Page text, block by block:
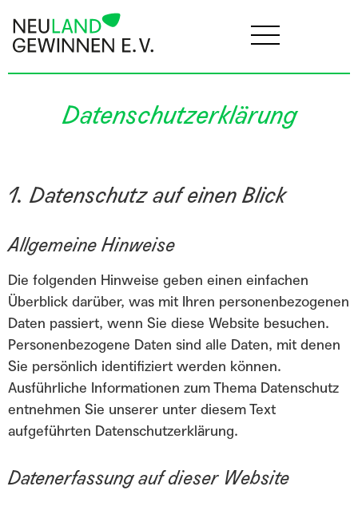
Datenschutzerklärung
1. Datenschutz auf einen Blick
Allgemeine Hinweise
Die folgenden Hinweise geben einen einfachen
Überblick darüber, was mit Ihren personenbezogenen
Daten passiert, wenn Sie diese Website besuchen.
Personenbezogene Daten sind alle Daten, mit denen
Sie persönlich identifiziert werden können.
Ausführliche Informationen zum Thema Datenschutz
entnehmen Sie unserer unter diesem Text
aufgeführten Datenschutzerklärung.
Datenerfassung auf dieser Website